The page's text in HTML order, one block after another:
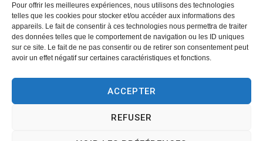
Pour offrir les meilleures expériences, nous utilisons des technologies
telles que les cookies pour stocker et/ou accéder aux informations des
appareils. Le fait de consentir à ces technologies nous permettra de traiter
des données telles que le comportement de navigation ou les ID uniques
sur ce site. Le fait de ne pas consentir ou de retirer son consentement peut
avoir un effet négatif sur certaines caractéristiques et fonctions.
ACCEPTER
REFUSER
Mairie,
1 Rue des Érables,
42330 – AVEIZIEUX
Horaires d’ouverture